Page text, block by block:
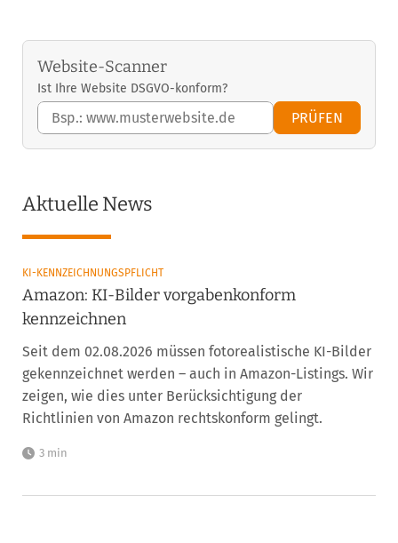
Website-Scanner
Ist Ihre Website DSGVO-konform?
PRÜFEN
Aktuelle News
KI-KENNZEICHNUNGSPFLICHT
Amazon: KI-Bilder vorgabenkonform
kennzeichnen
Seit dem 02.08.2026 müssen fotorealistische KI-Bilder
gekennzeichnet werden – auch in Amazon-Listings. Wir
zeigen, wie dies unter Berücksichtigung der
Richtlinien von Amazon rechtskonform gelingt.
3 min